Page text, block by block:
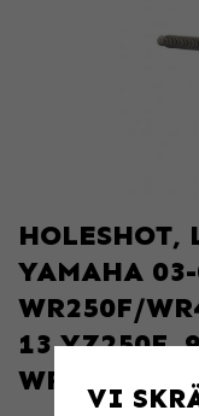
HOLESHOT,
YAMAHA
WR250F/
13 YZ250F,
WR400F, 0
VI